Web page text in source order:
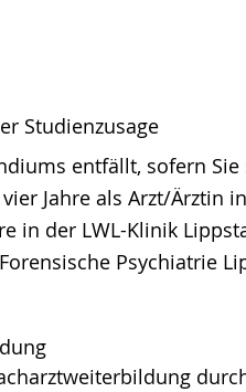
Studienzusage
entfällt, sofern
Jahre als Arzt/Ärztin
in der LWL-Klinik
Psychiatrie